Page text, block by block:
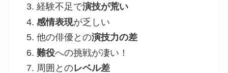
経験不足で演技が荒い
感情表現が乏しい
他の俳優との演技力の差
難役への挑戦が凄い！
周囲とのレベル差